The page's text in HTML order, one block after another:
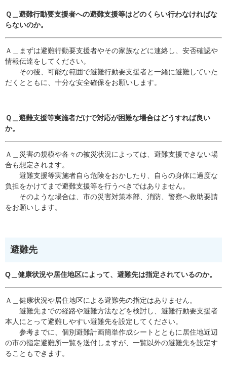
Ｑ＿避難行動要支援者への避難支援等はどのくらい行わなければな
らないのか。
Ａ＿まずは避難行動要支援者やその家族などに連絡し、安否確認や
情報伝達をしてください。
その後、可能な範囲で避難行動要支援者と一緒に避難していた
だくとともに、十分な安全確保をお願いします。
Ｑ＿避難支援等実施者だけで対応が困難な場合はどうすれば良い
か。
Ａ＿災害の規模や各々の被災状況によっては、避難支援できない場
合も想定されます。
避難支援等実施者自ら危険をおかしたり、自らの身体に過度な
負担をかけてまで避難支援等を行うべきではありません。
そのような場合は、市の災害対策本部、消防、警察へ救助要請
をお願いします。
避難先
Q＿健康状況や居住地区によって、避難先は指定されているのか。
Ａ＿健康状況や居住地区による避難先の指定はありません。
避難先までの経路や避難方法などを検討し、避難行動要支援者
本人にとって避難しやすい避難先を設定してください。
参考までに、個別避難計画簡単作成シートとともに居住地近辺
の市の指定避難所一覧を送付しますが、一覧以外の避難先を設定す
ることもできます。